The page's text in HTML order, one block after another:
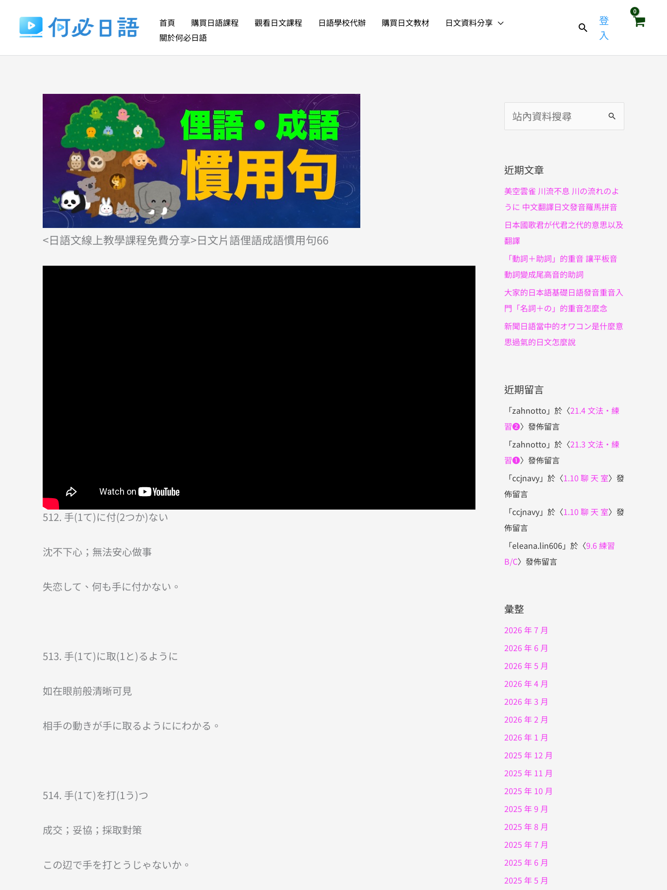
要
首頁 購買日語課程 觀看日文課程 日語學校代辦 購買日文教材
日文資料分享
關於何必日語
登
入
<日語文線上教學課程免費分享>日文片語俚語成語慣用句66
512. 手(1て)に付(2つか)ない
沈不下心；無法安心做事
失恋して、何も手に付かない。
513. 手(1て)に取(1と)るように
如在眼前般清晰可見
相手の動きが手に取るようににわかる。
514. 手(1て)を打(1う)つ
成交；妥協；採取對策
この辺で手を打とうじゃないか。
尋
鍵
:
近期文章
美空雲雀 川流不息 川の流れのよ
うに 中文翻譯日文發音羅馬拼音
日本國歌君が代君之代的意思以及
翻譯
「動詞＋助詞」的重音 讓平板音
動詞變成尾高音的助詞
大家的日本語基礎日語發音重音入
門「名詞＋の」的重音怎麼念
新聞日語當中的オワコン是什麼意
思過氣的日文怎麼說
近期留言
「zahnotto 」於〈21.4 文法・練
習❷〉發佈留言
「zahnotto 」於〈21.3 文法・練
習❶〉發佈留言
「ccjnavy」於〈1.10 聊 天 室〉發
佈留言
「ccjnavy」於〈1.10 聊 天 室〉發
佈留言
「eleana.lin606」於〈9.6 練習
B/C〉發佈留言
彙整
2026 年 7 月
2026 年 6 月
2026 年 5 月
2026 年 4 月
2026 年 3 月
2026 年 2 月
2026 年 1 月
2025 年 12 月
2025 年 11 月
2025 年 10 月
2025 年 9 月
2025 年 8 月
2025 年 7 月
2025 年 6 月
2025 年 5 月